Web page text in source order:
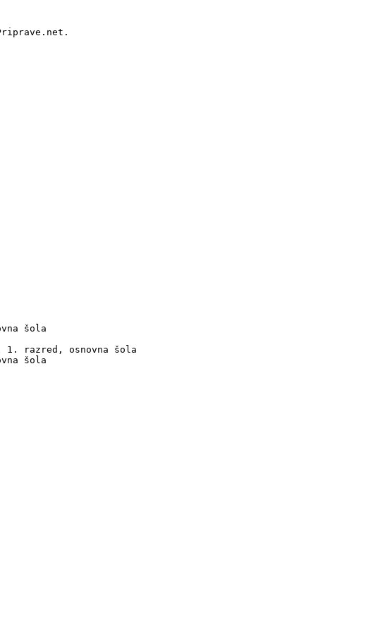
šola
razred, osnovna šola
šola